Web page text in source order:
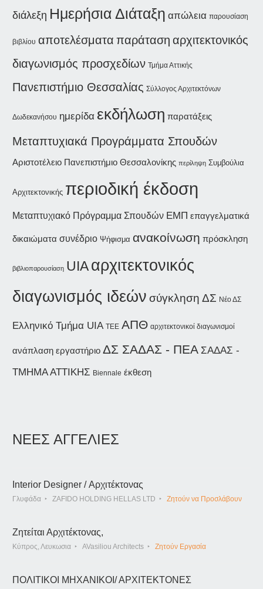
διάλεξη Ημερήσια Διάταξη απώλεια παρουσίαση
βιβλίου αποτελέσματα παράταση αρχιτεκτονικός
διαγωνισμός προσχεδίων Τμήμα Αττικής
Πανεπιστήμιο Θεσσαλίας Σύλλογος Αρχιτεκτόνων
Δωδεκανήσου ημερίδα εκδήλωση παρατάξεις
Μεταπτυχιακά Προγράμματα Σπουδών
Αριστοτέλειο Πανεπιστήμιο Θεσσαλονίκης περίληψη Συμβούλια
Αρχιτεκτονικής περιοδική έκδοση
Μεταπτυχιακό Πρόγραμμα Σπουδών ΕΜΠ επαγγελματικά
δικαιώματα συνέδριο Ψήφισμα ανακοίνωση πρόσκληση
βιβλιοπαρουσίαση UIA αρχιτεκτονικός
διαγωνισμός ιδεών σύγκληση ΔΣ Νέο ΔΣ
Ελληνικό Τμήμα UIA ΤΕΕ ΑΠΘ αρχιτεκτονικοί διαγωνισμοί
ανάπλαση εργαστήριο ΔΣ ΣΑΔΑΣ - ΠΕΑ ΣΑΔΑΣ -
ΤΜΗΜΑ ΑΤΤΙΚΗΣ Biennale έκθεση
ΝΕΕΣ ΑΓΓΕΛΙΕΣ
Interior Designer / Αρχιτέκτονας
Γλυφάδα ZAFIDO HOLDING HELLAS LTD Ζητούν να Προσλάβουν
Ζητείται Αρχιτέκτονας,
Κύπρος, Λευκωσια AVasiliou Architects Ζητούν Εργασία
ΠΟΛΙΤΙΚΟΙ ΜΗΧΑΝΙΚΟΙ/ ΑΡΧΙΤΕΚΤΟΝΕΣ